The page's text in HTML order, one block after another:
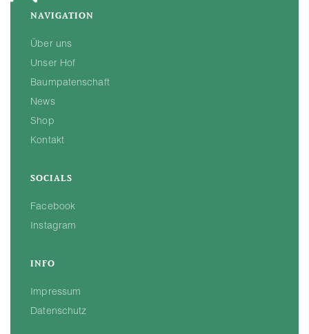
NAVIGATION
Über uns
Unser Hof
Baumpatenschaft
News
Shop
Kontakt
SOCIALS
Facebook
Instagram
INFO
Impressum
Datenschutz